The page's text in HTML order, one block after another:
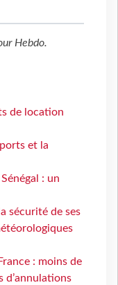
Hebdo.
de location
et la
: un
sécurité de ses
: moins de
d’annulations